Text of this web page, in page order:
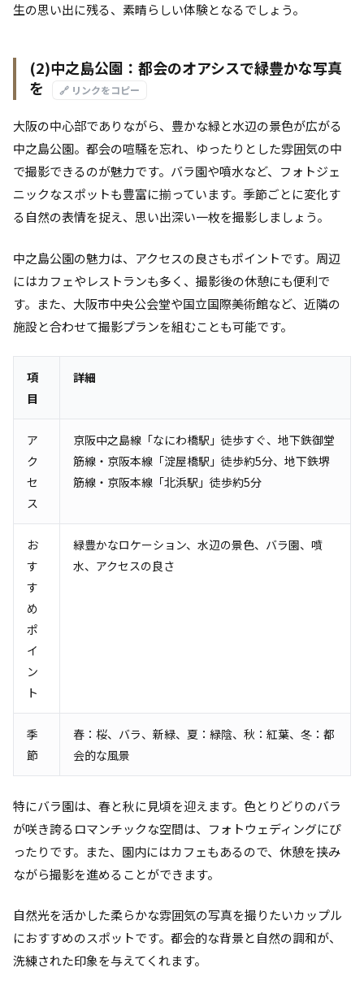
生の思い出に残る、素晴らしい体験となるでしょう。
(2)中之島公園：都会のオアシスで緑豊かな写真
を
🔗 リンクをコピー
大阪の中心部でありながら、豊かな緑と水辺の景色が広がる
中之島公園。都会の喧騒を忘れ、ゆったりとした雰囲気の中
で撮影できるのが魅力です。バラ園や噴水など、フォトジェ
ニックなスポットも豊富に揃っています。季節ごとに変化す
る自然の表情を捉え、思い出深い一枚を撮影しましょう。
中之島公園の魅力は、アクセスの良さもポイントです。周辺
にはカフェやレストランも多く、撮影後の休憩にも便利で
す。また、大阪市中央公会堂や国立国際美術館など、近隣の
施設と合わせて撮影プランを組むことも可能です。
項
目
詳細
ア
ク
セ
ス
京阪中之島線「なにわ橋駅」徒歩すぐ、地下鉄御堂
筋線・京阪本線「淀屋橋駅」徒歩約5分、地下鉄堺
筋線・京阪本線「北浜駅」徒歩約5分
お
す
す
め
ポ
イ
ン
ト
緑豊かなロケーション、水辺の景色、バラ園、噴
水、アクセスの良さ
季
節
春：桜、バラ、新緑、夏：緑陰、秋：紅葉、冬：都
会的な風景
特にバラ園は、春と秋に見頃を迎えます。色とりどりのバラ
が咲き誇るロマンチックな空間は、フォトウェディングにぴ
ったりです。また、園内にはカフェもあるので、休憩を挟み
ながら撮影を進めることができます。
自然光を活かした柔らかな雰囲気の写真を撮りたいカップル
におすすめのスポットです。都会的な背景と自然の調和が、
洗練された印象を与えてくれます。